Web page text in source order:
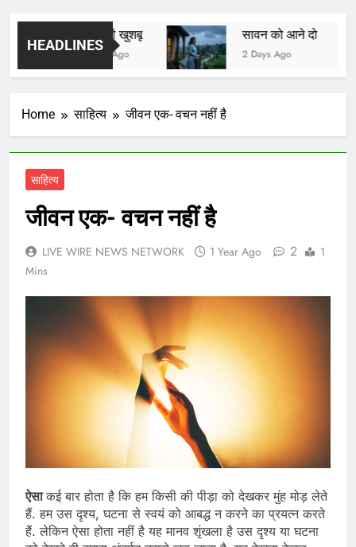
HEADLINES
यादों की खुशबू
2 Days Ago
सावन को आने दो
2 Days Ago
Home साहित्य जीवन एक- वचन नहीं है
साहित्य
जीवन एक- वचन नहीं है
LIVE WIRE NEWS NETWORK 1 Year Ago 2
1
Mins
ऐसाकई बार होता है कि हम किसी की पीड़ा को देखकर मुंह मोड़ लेते
हैं. हम उस दृश्य, घटना से स्वयं को आबद्ध न करने का प्रयत्न करते
हैं. लेकिन ऐसा होता नहीं है यह मानव शृंखला है उस दृश्य या घटना